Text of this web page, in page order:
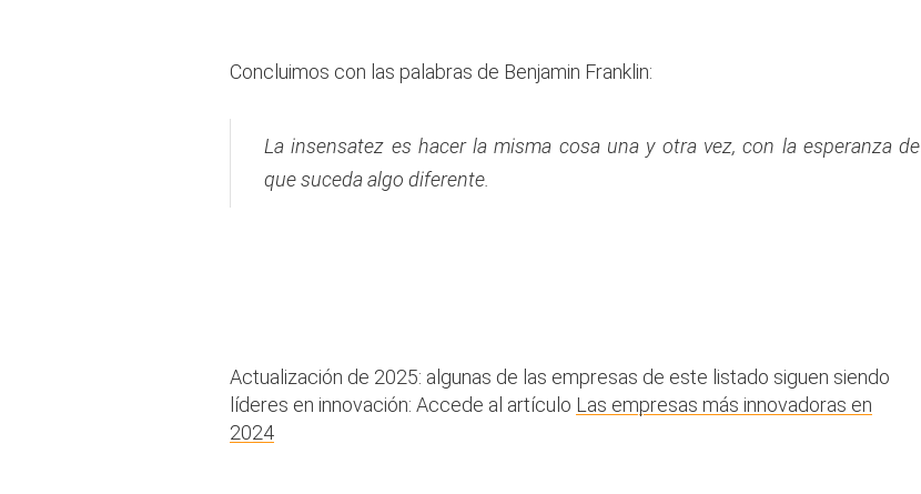
Concluimos con las palabras de Benjamin Franklin:
La insensatez es hacer la misma cosa una y otra vez, con la esperanza de
que suceda algo diferente.
Actualización de 2025: algunas de las empresas de este listado siguen siendo
líderes en innovación: Accede al artículo Las empresas más innovadoras en
2024